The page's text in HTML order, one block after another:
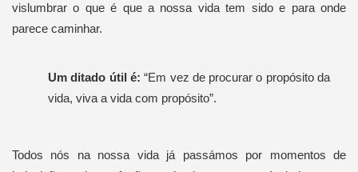
vislumbrar o que é que a nossa vida tem sido e para onde
parece caminhar.
Um ditado útil é: “Em vez de procurar o propósito da
vida, viva a vida com propósito”.
Todos nós na nossa vida já passámos por momentos de